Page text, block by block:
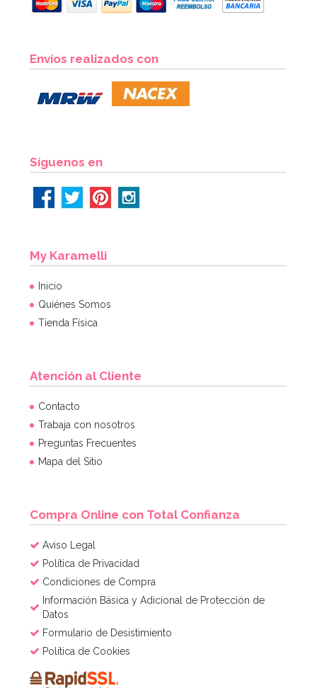
Envíos realizados con
Síguenos en
My Karamelli
Inicio
Quiénes Somos
Tienda Física
Atención al Cliente
Contacto
Trabaja con nosotros
Preguntas Frecuentes
Mapa del Sitio
Compra Online con Total Confianza
Aviso Legal
Política de Privacidad
Condiciones de Compra
Información Básica y Adicional de Protección de
Datos
Formulario de Desistimiento
Política de Cookies